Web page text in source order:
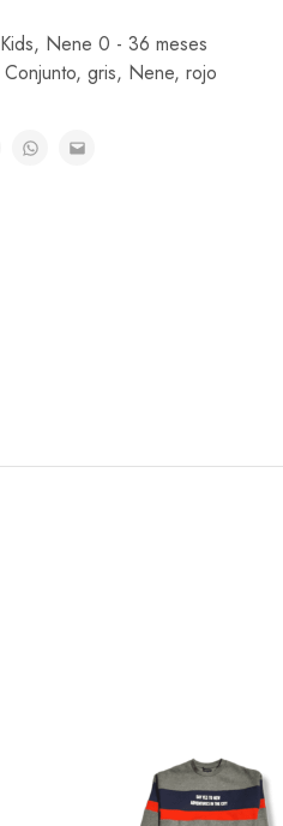
Kids, Nene 0 - 36 meses
Conjunto, gris, Nene, rojo